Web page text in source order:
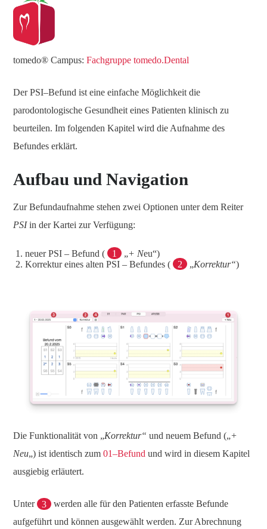
tomedo® Campus: Fachgruppe tomedo.Dental
Der PSI–Befund ist eine einfache Möglichkeit die
parodontologische Gesundheit eines Patienten klinisch zu
beurteilen. Im folgenden Kapitel wird die Aufnahme des
Befundes erklärt.
Aufbau und Navigation
Zur Befundaufnahme stehen zwei Optionen unter dem Reiter
PSIin der Kartei zur Verfügung:
neuer PSI – Befund ( 1 „+ Neu“)
Korrektur eines alten PSI – Befundes (
2 „Korrektur“)
Die Funktionalität von „Korrektur“ und neuem Befund („+
Neu„) ist identisch zum 01–Befund und wird in diesem Kapitel
ausgiebig erläutert.
Unter 3
werden alle für den Patienten erfasste Befunde
aufgeführt und können ausgewählt werden. Zur Abrechnung